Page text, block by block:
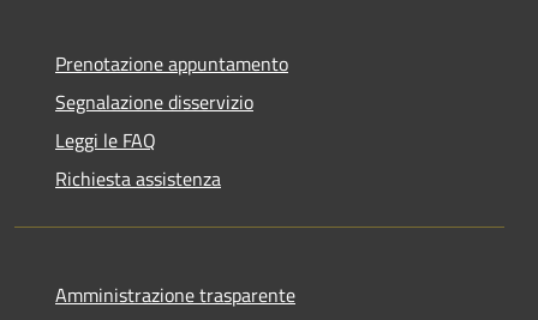
Prenotazione appuntamento
Segnalazione disservizio
Leggi le FAQ
Richiesta assistenza
Amministrazione trasparente